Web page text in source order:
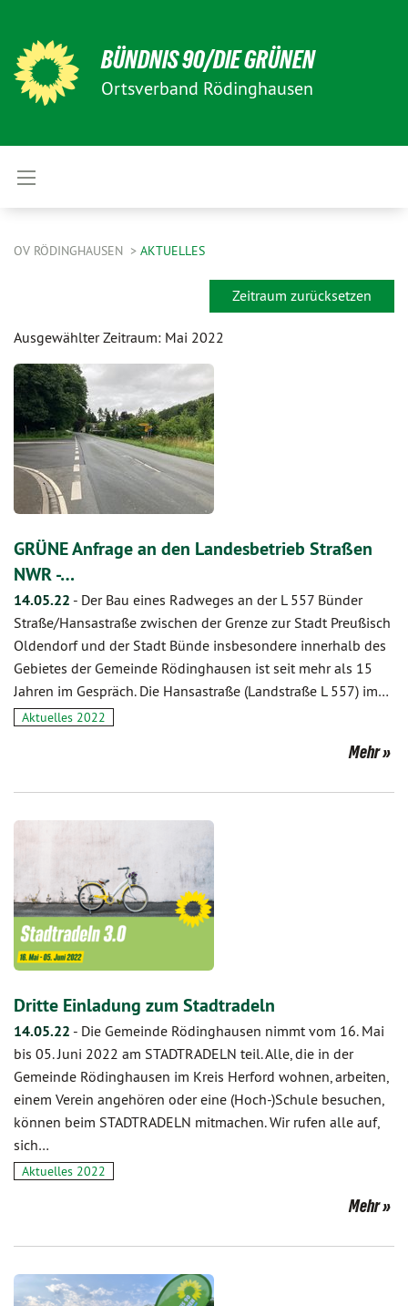
BÜNDNIS 90/DIE GRÜNEN
Ortsverband Rödinghausen
OV RÖDINGHAUSEN AKTUELLES
Zeitraum zurücksetzen
Ausgewählter Zeitraum: Mai 2022
GRÜNE Anfrage an den Landesbetrieb Straßen
NWR -…
14.05.22 - Der Bau eines Radweges an der L 557 Bünder
Straße/Hansastraße zwischen der Grenze zur Stadt Preußisch
Oldendorf und der Stadt Bünde insbesondere innerhalb des
Gebietes der Gemeinde Rödinghausen ist seit mehr als 15
Jahren im Gespräch. Die Hansastraße (Landstraße L 557) im…
Aktuelles 2022
Mehr
Dritte Einladung zum Stadtradeln
14.05.22 - Die Gemeinde Rödinghausen nimmt vom 16. Mai
bis 05. Juni 2022 am STADTRADELN teil. Alle, die in der
Gemeinde Rödinghausen im Kreis Herford wohnen, arbeiten,
einem Verein angehören oder eine (Hoch-)Schule besuchen,
können beim STADTRADELN mitmachen. Wir rufen alle auf,
sich…
Aktuelles 2022
Mehr